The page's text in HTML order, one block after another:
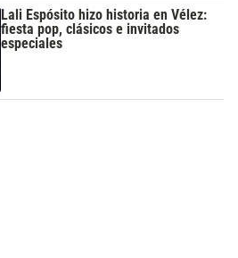
Lali Espósito hizo historia en Vélez:
fiesta pop, clásicos e invitados
especiales